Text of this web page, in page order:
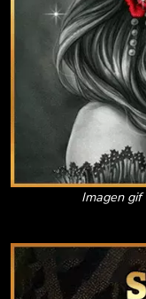
Imagen gif